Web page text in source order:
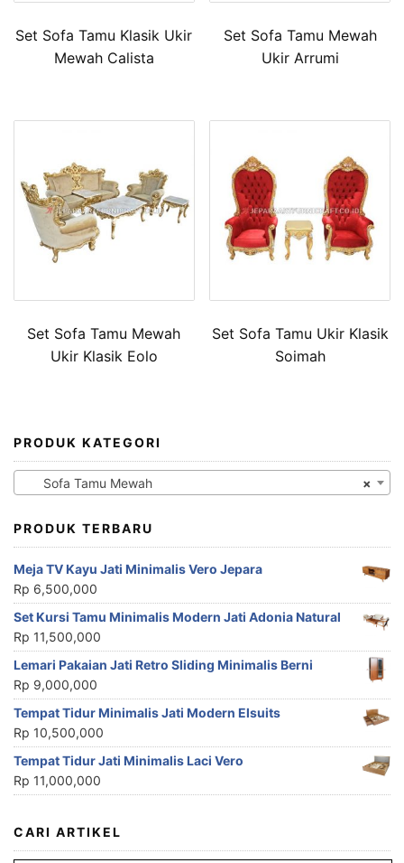
Set Sofa Tamu Klasik Ukir
Mewah Calista
Set Sofa Tamu Mewah
Ukir Arrumi
Set Sofa Tamu Mewah
Ukir Klasik Eolo
Set Sofa Tamu Ukir Klasik
Soimah
PRODUK KATEGORI
×
Sofa Tamu Mewah
PRODUK TERBARU
Meja TV Kayu Jati Minimalis Vero Jepara
Rp 6,500,000
Set Kursi Tamu Minimalis Modern Jati Adonia Natural
Rp 11,500,000
Lemari Pakaian Jati Retro Sliding Minimalis Berni
Rp 9,000,000
Tempat Tidur Minimalis Jati Modern Elsuits
Rp 10,500,000
Tempat Tidur Jati Minimalis Laci Vero
Rp 11,000,000
CARI ARTIKEL